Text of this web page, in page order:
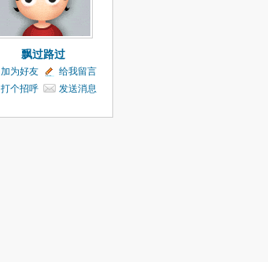
飘过路过
加为好友
给我留言
打个招呼
发送消息